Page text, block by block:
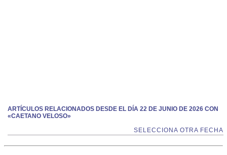
ARTÍCULOS RELACIONADOS DESDE EL DÍA 22 DE JUNIO DE 2026 CON
«CAETANO VELOSO»
SELECCIONA OTRA FECHA